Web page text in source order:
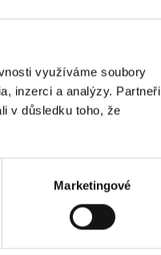
využíváme soubory
inzerci a analýzy. Partneři
v důsledku toho, že
Marketingové